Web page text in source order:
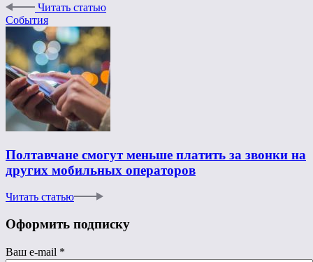
Читать статью
События
Полтавчане смогут меньше платить за звонки на
других мобильных операторов
Читать статью
Оформить подписку
Ваш e-mail *